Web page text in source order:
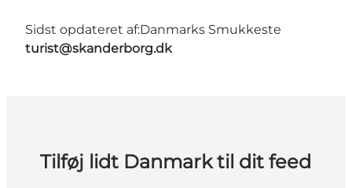
Sidst opdateret af:Danmarks Smukkeste
turist@skanderborg.dk
Tilføj lidt Danmark til dit feed